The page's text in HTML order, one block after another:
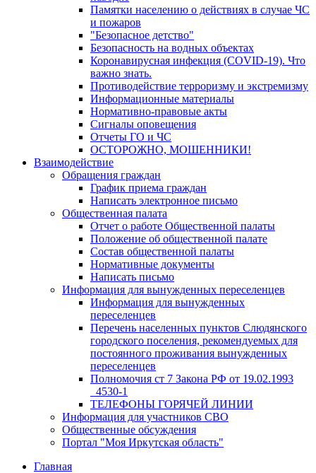
Памятки населению о действиях в случае ЧС
и пожаров
"Безопасное детство"
Безопасность на водных объектах
Коронавирусная инфекция (COVID-19). Что
важно знать.
Противодействие терроризму и экстремизму
Информационные материалы
Нормативно-правовые акты
Сигналы оповещения
Отчеты ГО и ЧС
ОСТОРОЖНО, МОШЕННИКИ!
Взаимодействие
Обращения граждан
График приема граждан
Написать электронное письмо
Общественная палата
Отчет о работе Общественной палаты
Положение об общественной палате
Состав общественной палаты
Нормативные документы
Написать письмо
Информация для вынужденных переселенцев
Информация для вынужденных
переселенцев
Перечень населенных пунктов Слюдянского
городского поселения, рекомендуемых для
постоянного проживания вынужденных
переселенцев
Полномочия ст 7 Закона РФ от 19.02.1993
_4530-1
ТЕЛЕФОНЫ ГОРЯЧЕЙ ЛИНИИ
Информация для участников СВО
Общественные обсуждения
Портал "Моя Иркутская область"
Главная